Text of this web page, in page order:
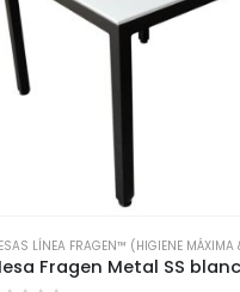
COMEDOR INDUSTRIAL
LÍNEA FRAGEN™ (HIGIENE MÁXIMA